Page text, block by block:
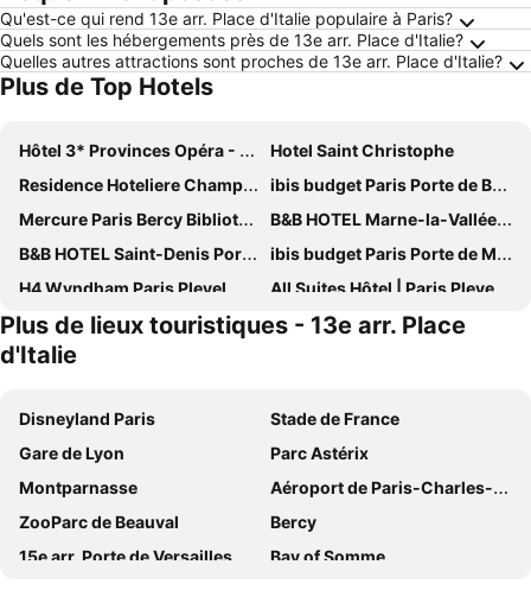
Qu'est-ce qui rend 13e arr. Place d'Italie populaire à Paris?
Quels sont les hébergements près de 13e arr. Place d'Italie?
Quelles autres attractions sont proches de 13e arr. Place d'Italie?
Plus de Top Hotels
Hôtel 3* Provinces Opéra - Vacances Bleues
Hotel Saint Christophe
Residence Hoteliere Champ de Mars
ibis budget Paris Porte de Bercy
Mercure Paris Bercy Bibliothèque
B&B HOTEL Marne-la-Vallée Chelles
B&B HOTEL Saint-Denis Porte de Paris
ibis budget Paris Porte de Montmartre
H4 Wyndham Paris Pleyel
All Suites Hôtel | Paris Pleyel – L’île Saint Denis
Novotel Paris Est
ibis Paris Tour Eiffel Cambronne 15ème
Grand Hotel de Paris
Pullman Paris Tour Eiffel
Mercure Paris 19 Philharmonie La Villette
Hôtel De Paris Opera
Novotel Paris 13 Porte d'Italie
Novotel Paris Stade Basilique
Hotel Cluny Square
ibis budget Paris Gennevilliers
Tribe Paris La Defense Esplanade
Novotel Suites Paris Montreuil Vincennes
Novotel Paris Suresnes Longchamp
Plus de lieux touristiques - 13e arr. Place
d'Italie
Disneyland Paris
Stade de France
Gare de Lyon
Parc Astérix
Montparnasse
Aéroport de Paris-Charles-de-Gaulle
ZooParc de Beauval
Bercy
15e arr. Porte de Versailles
Bay of Somme